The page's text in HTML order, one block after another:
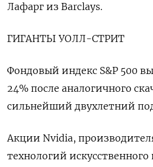
Лафарг из Barclays.
ГИГАНТЫ УОЛЛ-СТРИТ
Фондовый индекс S&P 500
24% после аналогичного
сильнейший двухлетний
Акции Nvidia,
технологий искусственного